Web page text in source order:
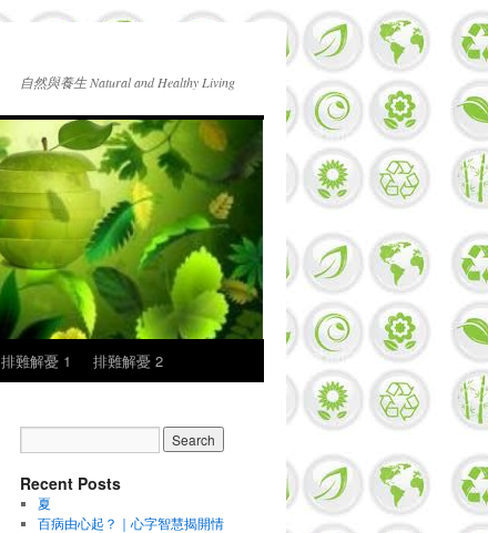
自然與養生 Natural and Healthy Living
排難解憂 1 排難解憂 2
Recent Posts
夏
百病由心起？｜心字智慧揭開情